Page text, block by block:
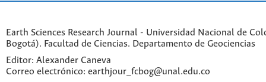
Earth Sciences Research Journal - Universidad Nacional de
Bogotá). Facultad de Ciencias. Departamento de Geociencias
Editor: Alexander Caneva
Correo electrónico: earthjour_fcbog@unal.edu.co